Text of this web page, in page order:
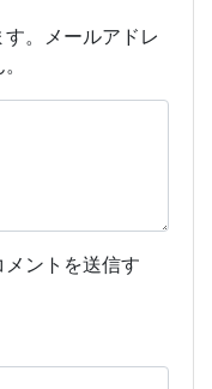
。メールアドレ
ントを送信す